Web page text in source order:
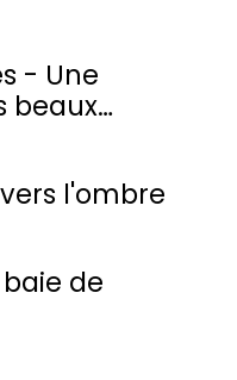
- Une
beaux
l'ombre
de